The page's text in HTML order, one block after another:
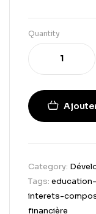
Quantity
Category:
Tags:
interets-
financière